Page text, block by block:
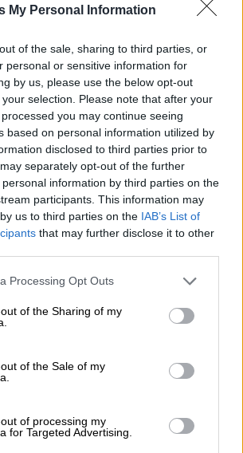
My Personal Information
of the sale, sharing to third parties, or
personal or sensitive information for
by us, please use the below opt-out
selection. Please note that after your
you may continue seeing
based on personal information utilized by
disclosed to third parties prior to
separately opt-out of the further
information by third parties on the
participants. This information may
us to third parties on the IAB’s List of
that may further disclose it to other
website/app uses one or more Google
visit or usage behaviour. You may click to
to Google and its third-party tags to
specified purposes in below Google
Processing Opt Outs
of the Sharing of my
of the Sale of my
of processing my
for Targeted Advertising.
για τους υποψήφιους
Λυκείωνστις
2026, ανακοίνωσε
10:00, το υπουργείο Παιδείας.
την εγκυρότητα του
ΝΕΟ, θα μεταδίδει τα θέματα
για όλα τα εξεταζόμενα
πανελληνίων 2026.
05:00
2026: Το πρόγραμμα
για ΓΕΛ και ΕΠΑΛ
2026: Στα μαθήματα
εξετάζονται σήμερα οι
των ΕΠΑΛ